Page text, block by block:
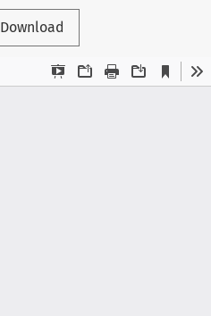
Download